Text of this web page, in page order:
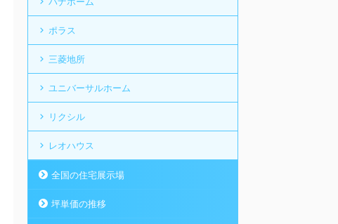
ポラス
三菱地所
ユニバーサルホーム
リクシル
レオハウス
全国の住宅展示場
坪単価の推移